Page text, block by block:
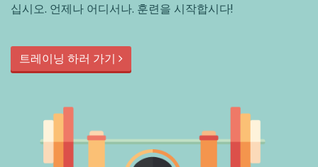
십시오. 언제나 어디서나. 훈련을 시작합시다!
트레이닝 하러 가기